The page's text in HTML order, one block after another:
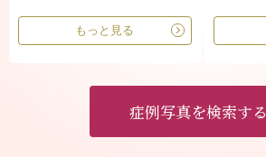
もっと見る
症例写真を検索する